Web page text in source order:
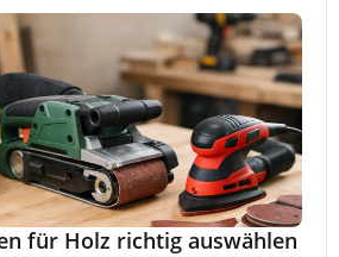
für Holz richtig auswählen